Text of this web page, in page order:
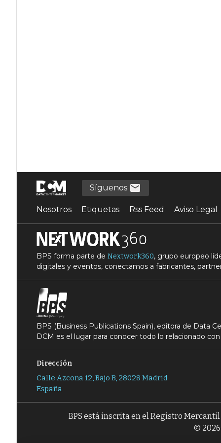
Síguenos
Nosotros Etiquetas Rss Feed Aviso Legal
BPS forma parte de Nextwork360, grupo europeo
digitales y eventos, conectamos a fabricantes,
BPS (Business Publications Spain), editora de Data
DCM es el lugar para conocer todo lo relacionado
Dirección
Calle Azcona 12, Bajo B, 28028 Madrid
España
BPS está inscrita en el Registro
© 2026